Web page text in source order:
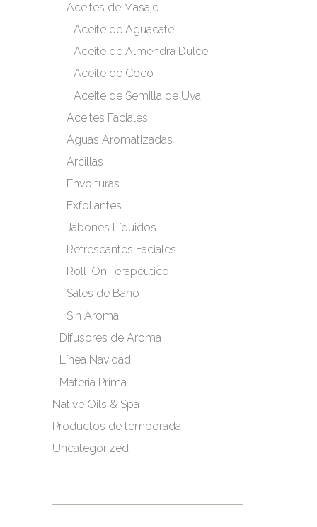
Aceites de Masaje
Aceite de Aguacate
Aceite de Almendra Dulce
Aceite de Coco
Aceite de Semilla de Uva
Aceites Faciales
Aguas Aromatizadas
Arcillas
Envolturas
Exfoliantes
Jabones Líquidos
Refrescantes Faciales
Roll-On Terapéutico
Sales de Baño
Sin Aroma
Difusores de Aroma
Línea Navidad
Materia Prima
Native Oils & Spa
Productos de temporada
Uncategorized